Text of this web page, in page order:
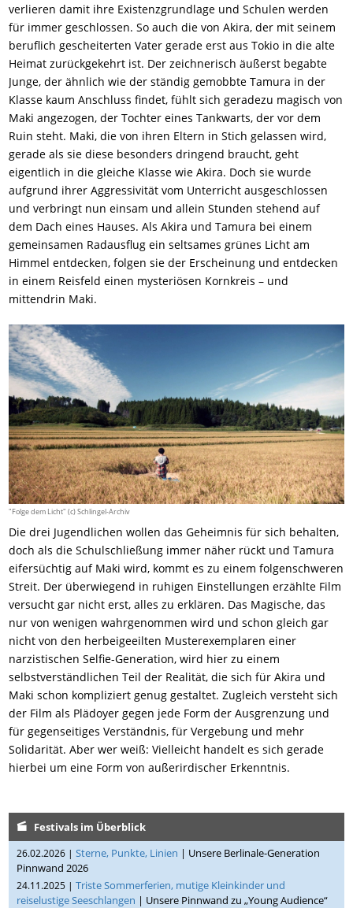
verlieren damit ihre Existenzgrundlage und Schulen werden
für immer geschlossen. So auch die von Akira, der mit seinem
beruflich gescheiterten Vater gerade erst aus Tokio in die alte
Heimat zurückgekehrt ist. Der zeichnerisch äußerst begabte
Junge, der ähnlich wie der ständig gemobbte Tamura in der
Klasse kaum Anschluss findet, fühlt sich geradezu magisch von
Maki angezogen, der Tochter eines Tankwarts, der vor dem
Ruin steht. Maki, die von ihren Eltern in Stich gelassen wird,
gerade als sie diese besonders dringend braucht, geht
eigentlich in die gleiche Klasse wie Akira. Doch sie wurde
aufgrund ihrer Aggressivität vom Unterricht ausgeschlossen
und verbringt nun einsam und allein Stunden stehend auf
dem Dach eines Hauses. Als Akira und Tamura bei einem
gemeinsamen Radausflug ein seltsames grünes Licht am
Himmel entdecken, folgen sie der Erscheinung und entdecken
in einem Reisfeld einen mysteriösen Kornkreis – und
mittendrin Maki.
"Folge dem Licht" (c) Schlingel-Archiv
Die drei Jugendlichen wollen das Geheimnis für sich behalten,
doch als die Schulschließung immer näher rückt und Tamura
eifersüchtig auf Maki wird, kommt es zu einem folgenschweren
Streit. Der überwiegend in ruhigen Einstellungen erzählte Film
versucht gar nicht erst, alles zu erklären. Das Magische, das
nur von wenigen wahrgenommen wird und schon gleich gar
nicht von den herbeigeeilten Musterexemplaren einer
narzistischen Selfie-Generation, wird hier zu einem
selbstverständlichen Teil der Realität, die sich für Akira und
Maki schon kompliziert genug gestaltet. Zugleich versteht sich
der Film als Plädoyer gegen jede Form der Ausgrenzung und
für gegenseitiges Verständnis, für Vergebung und mehr
Solidarität. Aber wer weiß: Vielleicht handelt es sich gerade
hierbei um eine Form von außerirdischer Erkenntnis.
Festivals im Überblick
26.02.2026 |Sterne, Punkte, Linien | Unsere Berlinale-Generation
Pinnwand 2026
24.11.2025 |Triste Sommerferien, mutige Kleinkinder und
reiselustige Seeschlangen | Unsere Pinnwand zu „Young Audience“